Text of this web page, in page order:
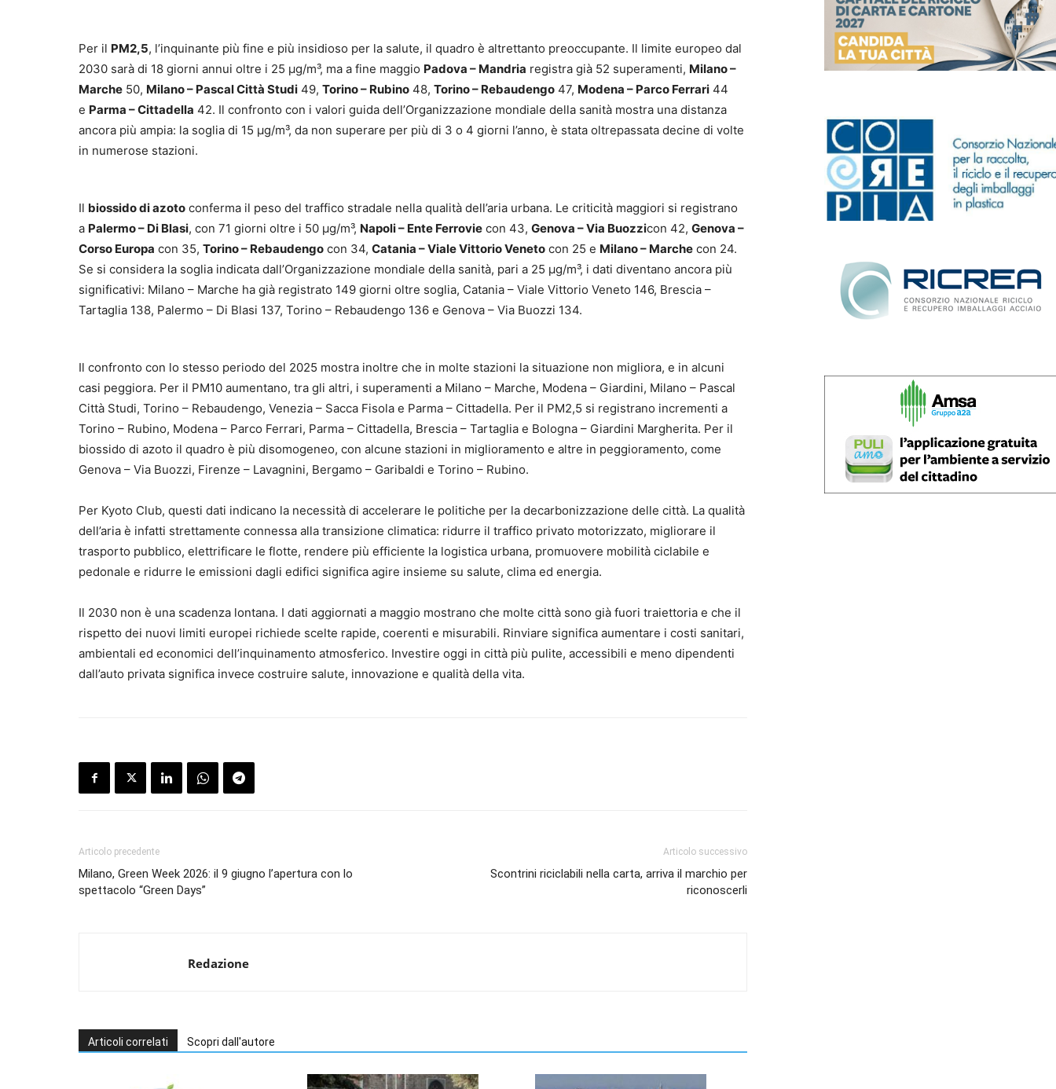
Per il PM2,5, l’inquinante più fine e più insidioso per la salute, il quadro è altrettanto preoccupante. Il limite europeo dal
2030 sarà di 18 giorni annui oltre i 25 µg/m³, ma a fine maggio Padova – Mandria registra già 52 superamenti, Milano –
Marche 50, Milano – Pascal Città Studi 49, Torino – Rubino 48, Torino – Rebaudengo 47, Modena – Parco Ferrari 44
e Parma – Cittadella 42. Il confronto con i valori guida dell’Organizzazione mondiale della sanità mostra una distanza
ancora più ampia: la soglia di 15 µg/m³, da non superare per più di 3 o 4 giorni l’anno, è stata oltrepassata decine di volte
in numerose stazioni.
Il biossido di azoto conferma il peso del traffico stradale nella qualità dell’aria urbana. Le criticità maggiori si registrano
a Palermo – Di Blasi, con 71 giorni oltre i 50 µg/m³, Napoli – Ente Ferrovie con 43, Genova – Via Buozzicon 42, Genova –
Corso Europa con 35, Torino – Rebaudengo con 34, Catania – Viale Vittorio Veneto con 25 e Milano – Marche con 24.
Se si considera la soglia indicata dall’Organizzazione mondiale della sanità, pari a 25 µg/m³, i dati diventano ancora più
significativi: Milano – Marche ha già registrato 149 giorni oltre soglia, Catania – Viale Vittorio Veneto 146, Brescia –
Tartaglia 138, Palermo – Di Blasi 137, Torino – Rebaudengo 136 e Genova – Via Buozzi 134.
Il confronto con lo stesso periodo del 2025 mostra inoltre che in molte stazioni la situazione non migliora, e in alcuni
casi peggiora. Per il PM10 aumentano, tra gli altri, i superamenti a Milano – Marche, Modena – Giardini, Milano – Pascal
Città Studi, Torino – Rebaudengo, Venezia – Sacca Fisola e Parma – Cittadella. Per il PM2,5 si registrano incrementi a
Torino – Rubino, Modena – Parco Ferrari, Parma – Cittadella, Brescia – Tartaglia e Bologna – Giardini Margherita. Per il
biossido di azoto il quadro è più disomogeneo, con alcune stazioni in miglioramento e altre in peggioramento, come
Genova – Via Buozzi, Firenze – Lavagnini, Bergamo – Garibaldi e Torino – Rubino.
Per Kyoto Club, questi dati indicano la necessità di accelerare le politiche per la decarbonizzazione delle città. La qualità
dell’aria è infatti strettamente connessa alla transizione climatica: ridurre il traffico privato motorizzato, migliorare il
trasporto pubblico, elettrificare le flotte, rendere più efficiente la logistica urbana, promuovere mobilità ciclabile e
pedonale e ridurre le emissioni dagli edifici significa agire insieme su salute, clima ed energia.
Il 2030 non è una scadenza lontana. I dati aggiornati a maggio mostrano che molte città sono già fuori traiettoria e che il
rispetto dei nuovi limiti europei richiede scelte rapide, coerenti e misurabili. Rinviare significa aumentare i costi sanitari,
ambientali ed economici dell’inquinamento atmosferico. Investire oggi in città più pulite, accessibili e meno dipendenti
dall’auto privata significa invece costruire salute, innovazione e qualità della vita.
Articolo precedente
Milano, Green Week 2026: il 9 giugno l’apertura con lo
spettacolo “Green Days”
Articolo successivo
Scontrini riciclabili nella carta, arriva il marchio per
riconoscerli
Redazione
Articoli correlati Scopri dall'autore